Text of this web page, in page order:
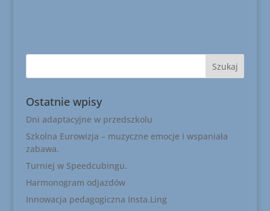
Ostatnie wpisy
Dni adaptacyjne w przedszkolu
Szkolna Eurowizja – muzyczne emocje i wspaniała
zabawa.
Turniej w Speedcubingu.
Harmonogram odjazdów
Innowacja pedagogiczna Insta.Ling